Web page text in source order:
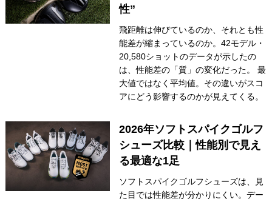
性”
飛距離は伸びているのか、それとも性
能差が縮まっているのか。42モデル・
20,580ショットのデータが示したの
は、性能差の「質」の変化だった。 最
大値ではなく平均値。その違いがスコ
アにどう影響するのかが見えてくる。
2026年ソフトスパイクゴルフ
シューズ比較｜性能別で見え
る最適な1足
ソフトスパイクゴルフシューズは、見
た目では性能差が分かりにくい。デー